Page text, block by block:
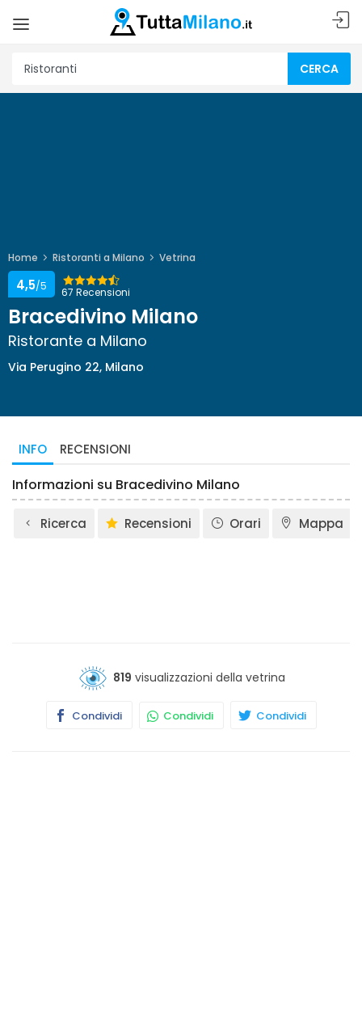
CERCA
Home Ristoranti a Milano Vetrina
67 Recensioni
4,5/5
Bracedivino Milano
Ristorante a Milano
Via Perugino 22, Milano
INFO RECENSIONI
Informazioni su Bracedivino Milano
Ricerca Recensioni Orari Mappa
819 visualizzazioni della vetrina
Condividi Condividi Condividi